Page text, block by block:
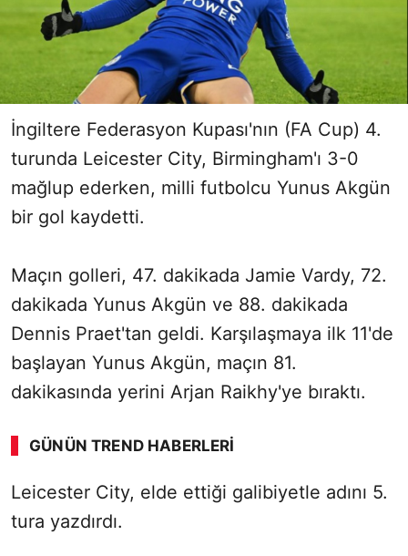
İngiltere Federasyon Kupası'nın (FA Cup) 4.
turunda Leicester City, Birmingham'ı 3-0
mağlup ederken, milli futbolcu Yunus Akgün
bir gol kaydetti.
Maçın golleri, 47. dakikada Jamie Vardy, 72.
dakikada Yunus Akgün ve 88. dakikada
Dennis Praet'tan geldi. Karşılaşmaya ilk 11'de
başlayan Yunus Akgün, maçın 81.
dakikasında yerini Arjan Raikhy'ye bıraktı.
GÜNÜN TREND HABERLERI
00:01 / 08:06
Sesi Aç
Leicester City, elde ettiği galibiyetle adını 5.
tura yazdırdı.